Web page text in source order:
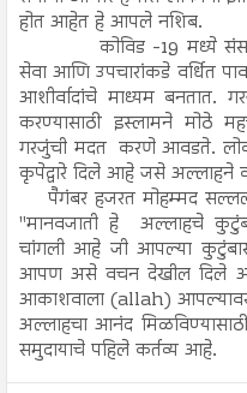
होत आहेत हे आपले नशिब.
कोविड -19 मध्ये संसर्ग
सेवा आणि उपचारांकडे वर्धित
आशीर्वादांचे माध्यम बनतात.
करण्यासाठी इस्लामने मोठे
गरजुंची मदत करणे आवडते.
कृपेद्वारे दिले आहे जसे अल्लाहने
पैगंबर हजरत मोहम्मद
"मानवजाती हे अल्लाहचे
चांगली आहे जी आपल्या
आपण असे वचन देखील दिले आहे
आकाशवाला (allah) आपल्यावर
अल्लाहचा आनंद
समुदायाचे पहिले कर्तव्य आहे.